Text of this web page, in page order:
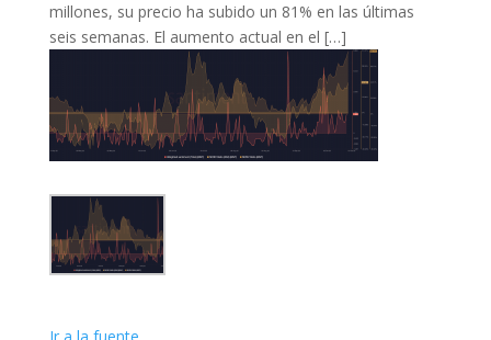
millones, su precio ha subido un 81% en las últimas
seis semanas. El aumento actual en el […]
Ir a la fuente